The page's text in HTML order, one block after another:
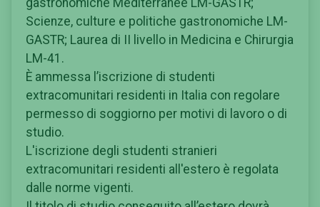
gastronomiche Mediterranee LM-GASTR;
Scienze, culture e politiche gastronomiche LM-
GASTR; Laurea di II livello in Medicina e Chirurgia
LM-41.
È ammessa l’iscrizione di studenti
extracomunitari residenti in Italia con regolare
permesso di soggiorno per motivi di lavoro o di
studio.
L'iscrizione degli studenti stranieri
extracomunitari residenti all'estero è regolata
dalle norme vigenti.